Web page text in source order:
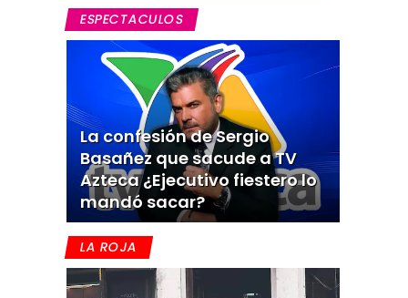
ESPECTACULOS
La confesión de Sergio
Basañez que sacude a TV
Azteca ¿Ejecutivo fiestero lo
mandó sacar?
LA ROJA